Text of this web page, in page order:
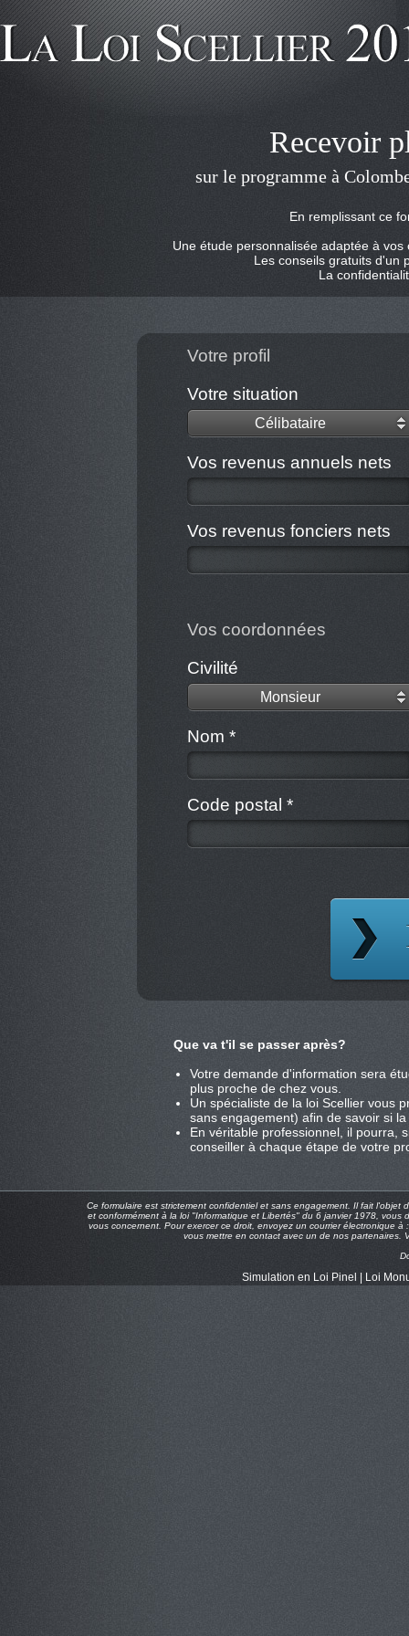
Recevoir
sur le programme à
En remplissant ce
Une étude personnalisée adaptée à
Les conseils gratuits d'un
La
Votre profil
Votre situation
Célibataire
Vos revenus annuels nets
Vos revenus fonciers nets
Vos coordonnées
Civilité
Monsieur
Nom *
Code postal *
Que va t'il se passer après?
Votre demande d'information sera
plus proche de chez vous.
Un spécialiste de la loi Scellier vous
sans engagement) afin de savoir si
En véritable professionnel, il pourra,
conseiller à chaque étape de votre
Ce formulaire est strictement confidentiel et sans engagement. Il fait
et conformément à la loi "Informatique et Libertés" du 6 janvier 1978,
vous concernent. Pour exercer ce droit, envoyez un courrier électronique
vous mettre en contact avec un de nos partenaires.
Simulation en Loi Pinel Loi